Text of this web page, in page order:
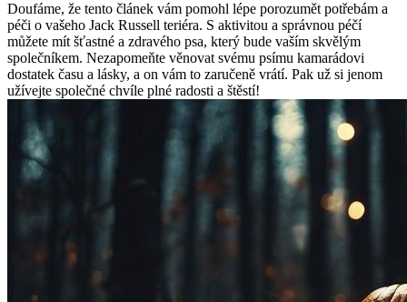
Doufáme, že tento článek vám pomohl lépe porozumět potřebám a
péči o vašeho Jack Russell teriéra. S aktivitou a správnou péčí
můžete mít šťastné a zdravého psa, který bude vaším skvělým
společníkem. Nezapomeňte věnovat svému psímu kamarádovi
dostatek času a lásky, a on vám to zaručeně vrátí. Pak už si jenom
užívejte společné chvíle plné radosti a štěstí!